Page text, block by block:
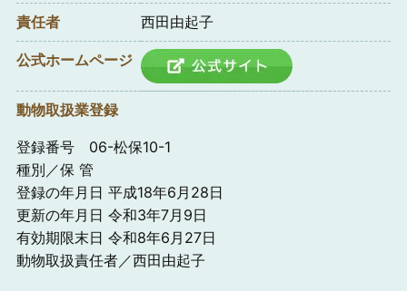
責任者 西田由起子
公式ホームページ
動物取扱業登録
登録番号 06-松保10-1
種別／保 管
登録の年月日 平成18年6月28日
更新の年月日 令和3年7月9日
有効期限末日 令和8年6月27日
動物取扱責任者／西田由起子